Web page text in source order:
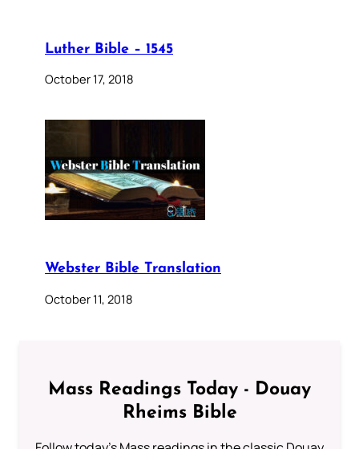
Luther Bible – 1545
October 17, 2018
Webster Bible Translation
October 11, 2018
Mass Readings Today - Douay
Rheims Bible